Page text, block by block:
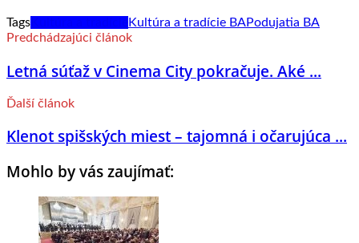
Tags Kultúra a tradície BAPodujatia BA
Predchádzajúci článok
Letná súťaž v Cinema City pokračuje. Aké ...
Ďalší článok
Klenot spišských miest – tajomná i očarujúca ...
Mohlo by vás zaujímať: